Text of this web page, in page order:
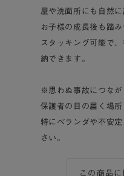
屋や洗面所にも自然に
お子様の成長後も踏
スタッキング可能で
納できます。
※思わぬ事故につな
保護者の目の届く場所
特にベランダや不安
さい。
この商品